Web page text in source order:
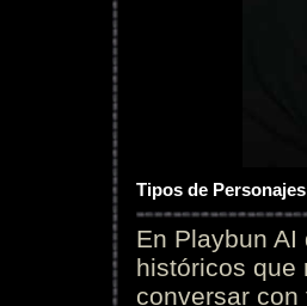
Tipos de
En Playbun
históricos que
conversar